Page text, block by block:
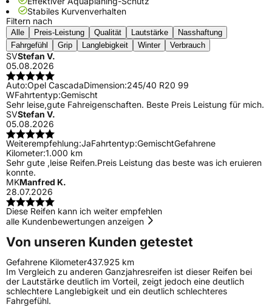
Stabiles Kurvenverhalten
Filtern nach
Alle Preis-Leistung Qualität Lautstärke
Nasshaftung
Fahrgefühl
Grip Langlebigkeit Winter Verbrauch
SVStefan V.
05.08.2026
Auto:Opel CascadaDimension:245/40 R20 99
WFahrtentyp:Gemischt
Sehr leise,gute Fahreigenschaften. Beste Preis Leistung für mich.
SVStefan V.
05.08.2026
Weiterempfehlung:JaFahrtentyp:GemischtGefahrene
Kilometer:1.000 km
Sehr gute ,leise Reifen.Preis Leistung das beste was ich eruieren
konnte.
MKManfred K.
28.07.2026
Diese Reifen kann ich weiter empfehlen
alle Kundenbewertungen anzeigen
Von unseren Kunden getestet
Gefahrene Kilometer437.925 km
Im Vergleich zu anderen Ganzjahresreifen ist dieser Reifen bei
der Lautstärke deutlich im Vorteil, zeigt jedoch eine deutlich
schlechtere Langlebigkeit und ein deutlich schlechteres
Fahrgefühl.